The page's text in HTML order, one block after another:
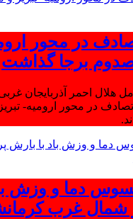
در محور
هلال احمر آذربایجان
دما و وزش
شمال غرب